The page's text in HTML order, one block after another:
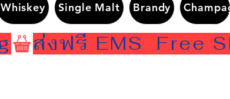
Whiskey Single Malt Brandy